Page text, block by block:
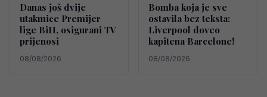
Danas još dvije
utakmice Premijer
lige BiH, osigurani TV
prijenosi
08/08/2026
Bomba koja je sve
ostavila bez teksta:
Liverpool doveo
kapitena Barcelone!
08/08/2026